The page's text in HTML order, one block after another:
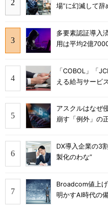
場”に幻滅して辞
多要素認証導入
用は平均2億
「COBOL」「
える給与サービ
アスクルはなぜ
崩す「例外」の
DX導入企業の3
製化のわな”
Broadcom値上
明かすAI時代の